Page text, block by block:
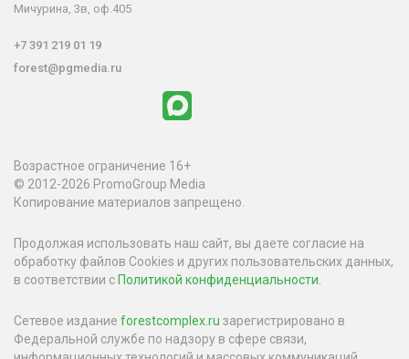
Мичурина, 3в, оф.405
+7 391 219 01 19
forest@pgmedia.ru
Возрастное ограничение 16+
© 2012-2026 PromoGroup Media
Копирование материалов запрещено.
Продолжая использовать наш сайт, вы даете согласие на
обработку файлов Cookies и других пользовательских данных,
в соответствии с Политикой конфиденциальности
Сетевое издание forestcomplex.ru зарегистрировано в
Федеральной службе по надзору в сфере связи,